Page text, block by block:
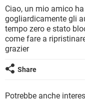
HARDWARE
INSTAGRAM
TIKTOK
HARDWARE
iOS
INSTAGRAM
TIKTOK
HARDWARE
COVID-19
INTRATTENIMENTO
iOS
TIKTOK
Ciao, un mio amico
gogliardicamente gli
tempo zero e stato
come fare a
grazier
Share
Potrebbe anche